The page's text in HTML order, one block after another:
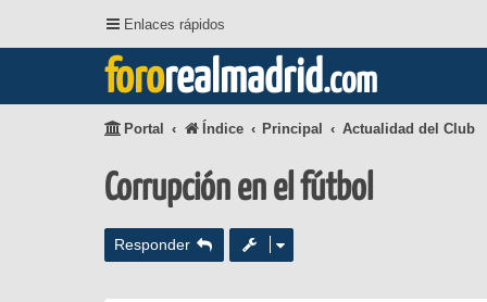
Enlaces rápidos
fororealmadrid.com
Portal Índice Principal Actualidad del Club
Corrupción en el fútbol
Responder